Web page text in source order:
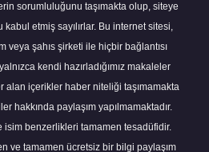
sorumluluğunu taşımakta olup, siteye
etmiş sayılırlar. Bu internet sitesi,
veya şahıs şirketi ile hiçbir bağlantısı
kendi hazırladığımız makaleler
alan içerikler haber niteliği taşımamakta
hakkında paylaşım yapılmamaktadır.
isim benzerlikleri tamamen tesadüfidir.
ve tamamen ücretsiz bir bilgi paylaşım